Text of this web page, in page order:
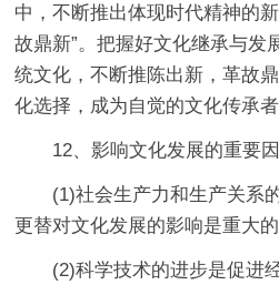
中，不断推出体现时代精神的
故鼎新”。把握好文化继承与发
统文化，不断推陈出新，革故
化选择，成为自觉的文化传承者
12、影响文化发展的重要因
(1)社会生产力和生产关系
更替对文化发展的影响是重大的
(2)科学技术的进步是促进